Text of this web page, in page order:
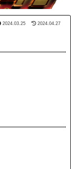
2024.03.25 2024.04.27